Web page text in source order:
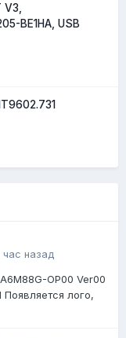
BE1HA, USB
час назад
OP00 Ver00
Появляется лого,